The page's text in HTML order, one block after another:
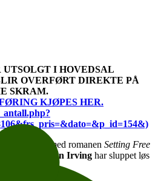
I HOVEDSAL
OVERFØRT DIREKTE PÅ
SKRAM.
KJØPES HER.
debuterte med romanen Setting Free
John Irving har sluppet løs